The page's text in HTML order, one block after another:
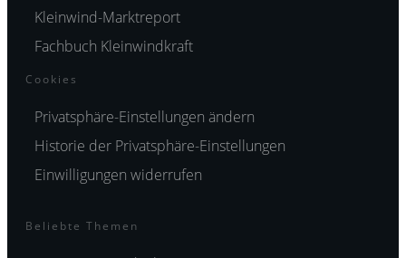
Kleinwind-Marktreport
Fachbuch Kleinwindkraft
Cookies
Privatsphäre-Einstellungen ändern
Historie der Privatsphäre-Einstellungen
Einwilligungen widerrufen
Beliebte Themen